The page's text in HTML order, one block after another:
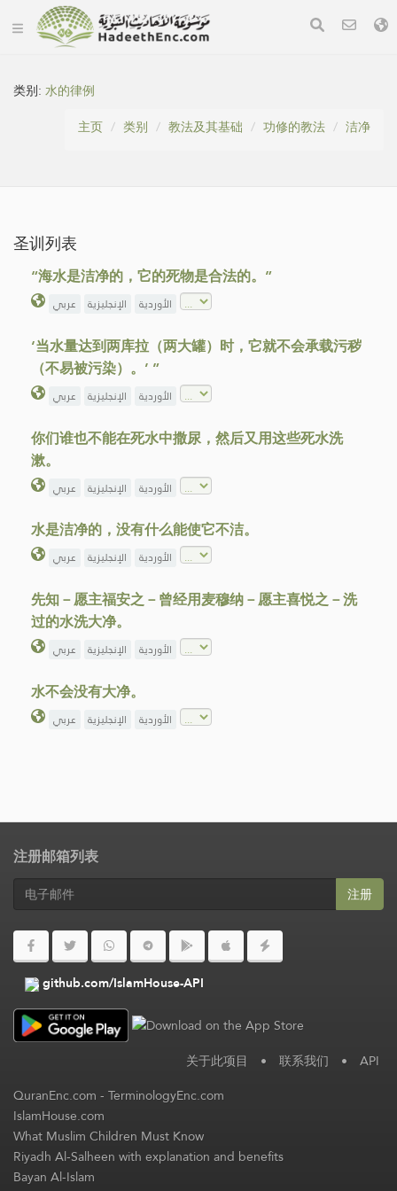
类别:水的律例
主页
类别 教法及其基础 功修的教法 洁净
圣训列表
“海水是洁净的，它的死物是合法的。”
عربي الإنجليزية الأوردية
‘当水量达到两库拉（两大罐）时，它就不会承载污秽
（不易被污染）。’ ”
عربي الإنجليزية الأوردية
你们谁也不能在死水中撒尿，然后又用这些死水洗
漱。
عربي الإنجليزية الأوردية
水是洁净的，没有什么能使它不洁。
عربي الإنجليزية الأوردية
先知－愿主福安之－曾经用麦穆纳－愿主喜悦之－洗
过的水洗大净。
عربي الإنجليزية الأوردية
水不会没有大净。
عربي الإنجليزية الأوردية
注册邮箱列表
注册
github.com/IslamHouse-API
关于此项目 • 联系我们 • API
QuranEnc.com-TerminologyEnc.com
IslamHouse.com
What Muslim Children Must Know
Riyadh Al-Salheen with explanation and benefits
Bayan Al-Islam